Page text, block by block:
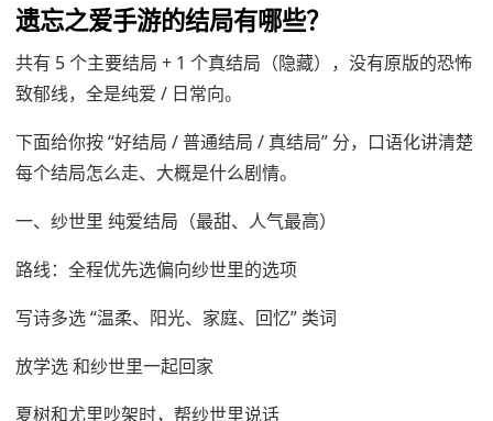
遗忘之爱手游的结局有哪些？
共有 5 个主要结局 + 1 个真结局（隐藏），没有原版的恐怖
致郁线，全是纯爱 / 日常向。
下面给你按 “好结局 / 普通结局 / 真结局” 分，口语化讲清楚
每个结局怎么走、大概是什么剧情。
一、纱世里 纯爱结局（最甜、人气最高）
路线：全程优先选偏向纱世里的选项
写诗多选 “温柔、阳光、家庭、回忆” 类词
放学选 和纱世里一起回家
夏树和尤里吵架时，帮纱世里说话